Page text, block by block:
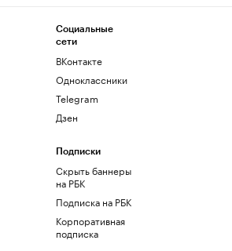
Социальные
сети
ВКонтакте
Одноклассники
Telegram
Дзен
Подписки
Скрыть баннеры
на РБК
Подписка на РБК
Корпоративная
подписка